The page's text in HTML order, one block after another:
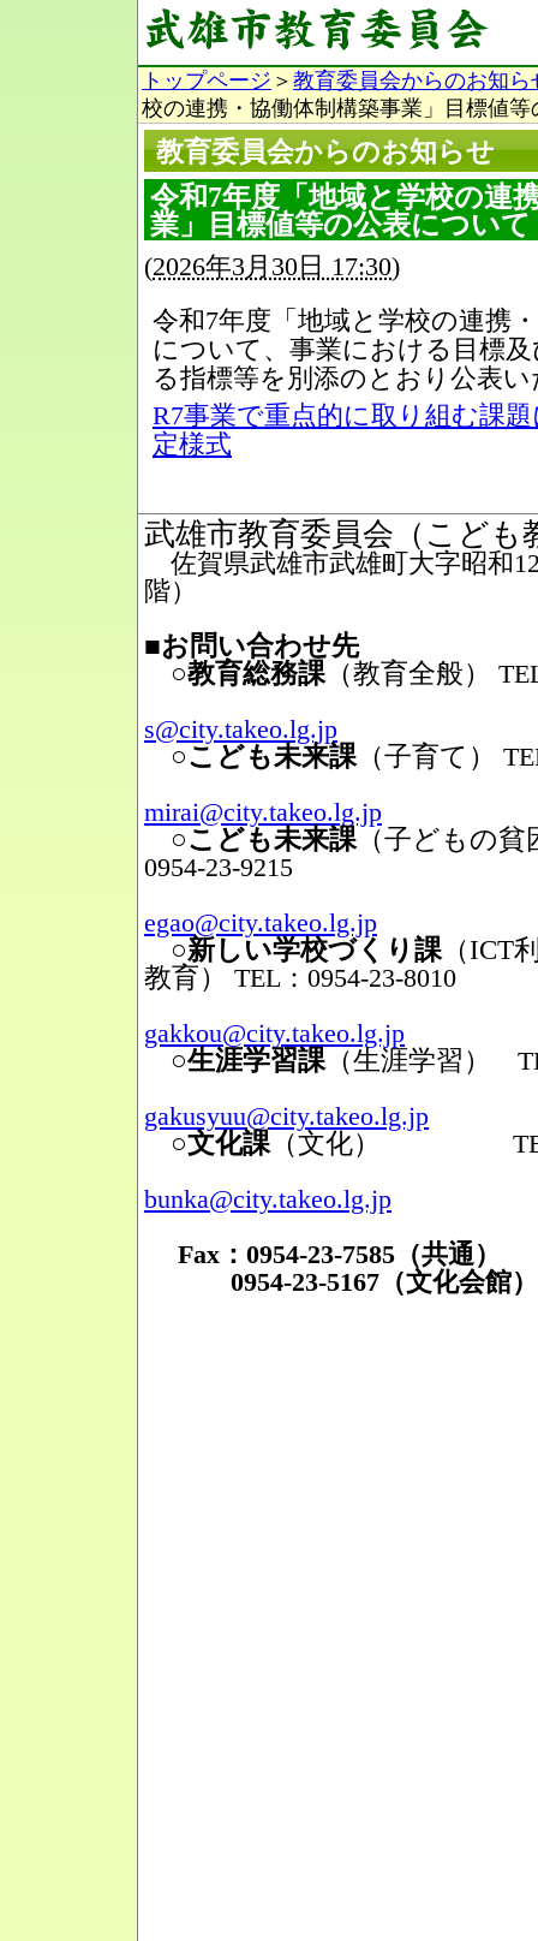
トップページ ＞ 教育委員会からのお知ら
校の連携・協働体制構築事業」目標値
教育委員会からのお知らせ
令和7年度「地域と学校の連
業」目標値等の公表について
(2026年3月30日 17:30)
令和7年度「地域と学校の連携
について、事業における目標
る指標等を別添のとおり公表
R7事業で重点的に取り組む課
定様式
武雄市教育委員会（こども
佐賀県武雄市武雄町大字昭和
階）
■お問い合わせ先
○教育総務課（教育全般）
s@city.takeo.lg.jp
○こども未来課（子育て）
mirai@city.takeo.lg.jp
○こども未来課（子どもの貧
0954-23-9215
egao@city.takeo.lg.jp
○新しい学校づくり課（ICT
教育）
TEL：0954-23-8010
gakkou@city.takeo.lg.jp
○生涯学習課（生涯学習）
gakusyuu@city.takeo.lg.jp
○文化課（文化）
TEL：
bunka@city.takeo.lg.jp
Fax：0954-23-7585（共通）
0954-23-5167（文化会館）